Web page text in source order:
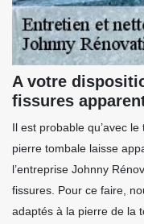
A votre
fissures
Il est probable qu’avec
pierre tombale laisse
l’entreprise Johnny
fissures. Pour ce faire,
adaptés à la pierre de la